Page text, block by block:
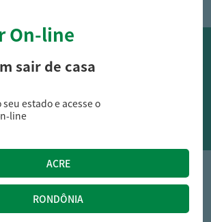
de ofertas no Whasapp!
RECEBER OFERTAS
DÚVIDAS FREQUENTES
On-line
sair de casa
estado e acesse o
line